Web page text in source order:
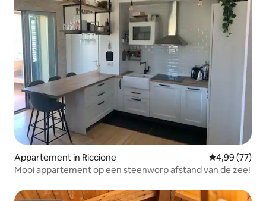
Appartement in Riccione Gemiddelde
4,99 (77)
Mooi appartement op een steenworp afstand van de zee!